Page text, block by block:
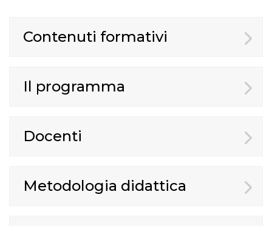
Contenuti formativi
Il programma
Docenti
Metodologia didattica